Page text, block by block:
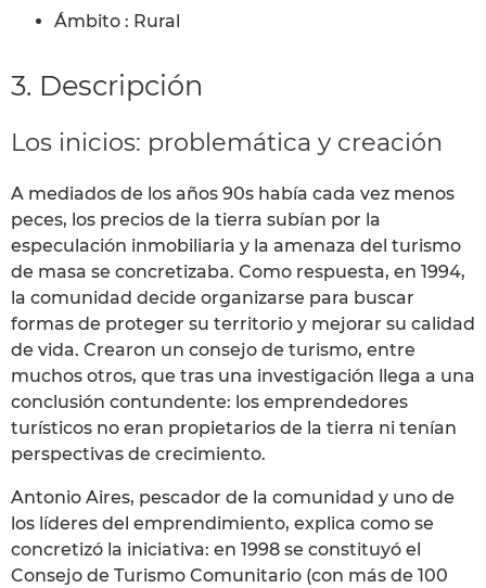
Ámbito : Rural
3. Descripción
Los inicios: problemática y creación
A mediados de los años 90s había cada vez menos
peces, los precios de la tierra subían por la
especulación inmobiliaria y la amenaza del turismo
de masa se concretizaba. Como respuesta, en 1994,
la comunidad decide organizarse para buscar
formas de proteger su territorio y mejorar su calidad
de vida. Crearon un consejo de turismo, entre
muchos otros, que tras una investigación llega a una
conclusión contundente: los emprendedores
turísticos no eran propietarios de la tierra ni tenían
perspectivas de crecimiento.
Antonio Aires, pescador de la comunidad y uno de
los líderes del emprendimiento, explica como se
concretizó la iniciativa: en 1998 se constituyó el
Consejo de Turismo Comunitario (con más de 100